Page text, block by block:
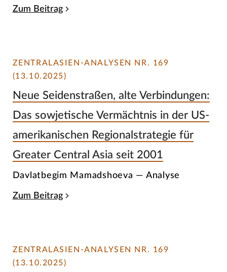
Zum Beitrag
ZENTRALASIEN-ANALYSEN NR. 169
(13.10.2025)
Neue Seidenstraßen, alte Verbindungen:
Das sowjetische Vermächtnis in der US-
amerikanischen Regionalstrategie für
Greater Central Asia seit 2001
Davlatbegim Mamadshoeva — Analyse
Zum Beitrag
ZENTRALASIEN-ANALYSEN NR. 169
(13.10.2025)